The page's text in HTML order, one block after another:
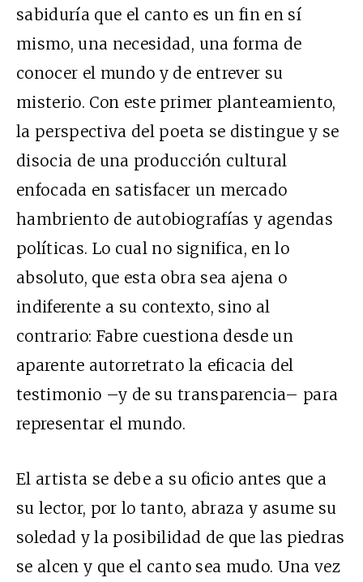
sabiduría que el canto es un fin en sí
mismo, una necesidad, una forma de
conocer el mundo y de entrever su
misterio. Con este primer planteamiento,
la perspectiva del poeta se distingue y se
disocia de una producción cultural
enfocada en satisfacer un mercado
hambriento de autobiografías y agendas
políticas. Lo cual no significa, en lo
absoluto, que esta obra sea ajena o
indiferente a su contexto, sino al
contrario: Fabre cuestiona desde un
aparente autorretrato la eficacia del
testimonio –y de su transparencia– para
representar el mundo.
El artista se debe a su oficio antes que a
su lector, por lo tanto, abraza y asume su
soledad y la posibilidad de que las piedras
se alcen y que el canto sea mudo. Una vez